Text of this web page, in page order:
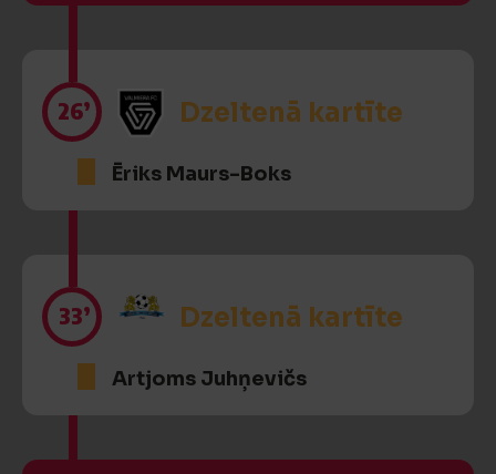
26’ Dzeltenā kartīte
Ēriks Maurs-Boks
33’ Dzeltenā kartīte
Artjoms Juhņevičs